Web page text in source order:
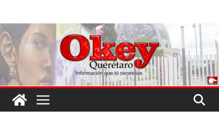
contenido